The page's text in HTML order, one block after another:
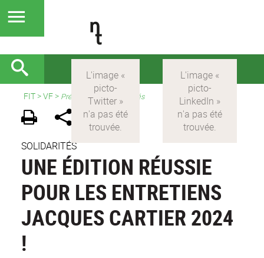
FIT>VF> Présentation et actualités
SOLIDARITÉS
UNE ÉDITION RÉUSSIE
POUR LES ENTRETIENS
JACQUES CARTIER 2024
!